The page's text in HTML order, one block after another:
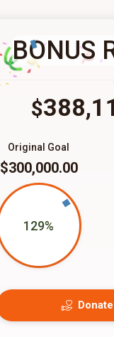
BONUS
$
Original Goal
$300,000.00
129%